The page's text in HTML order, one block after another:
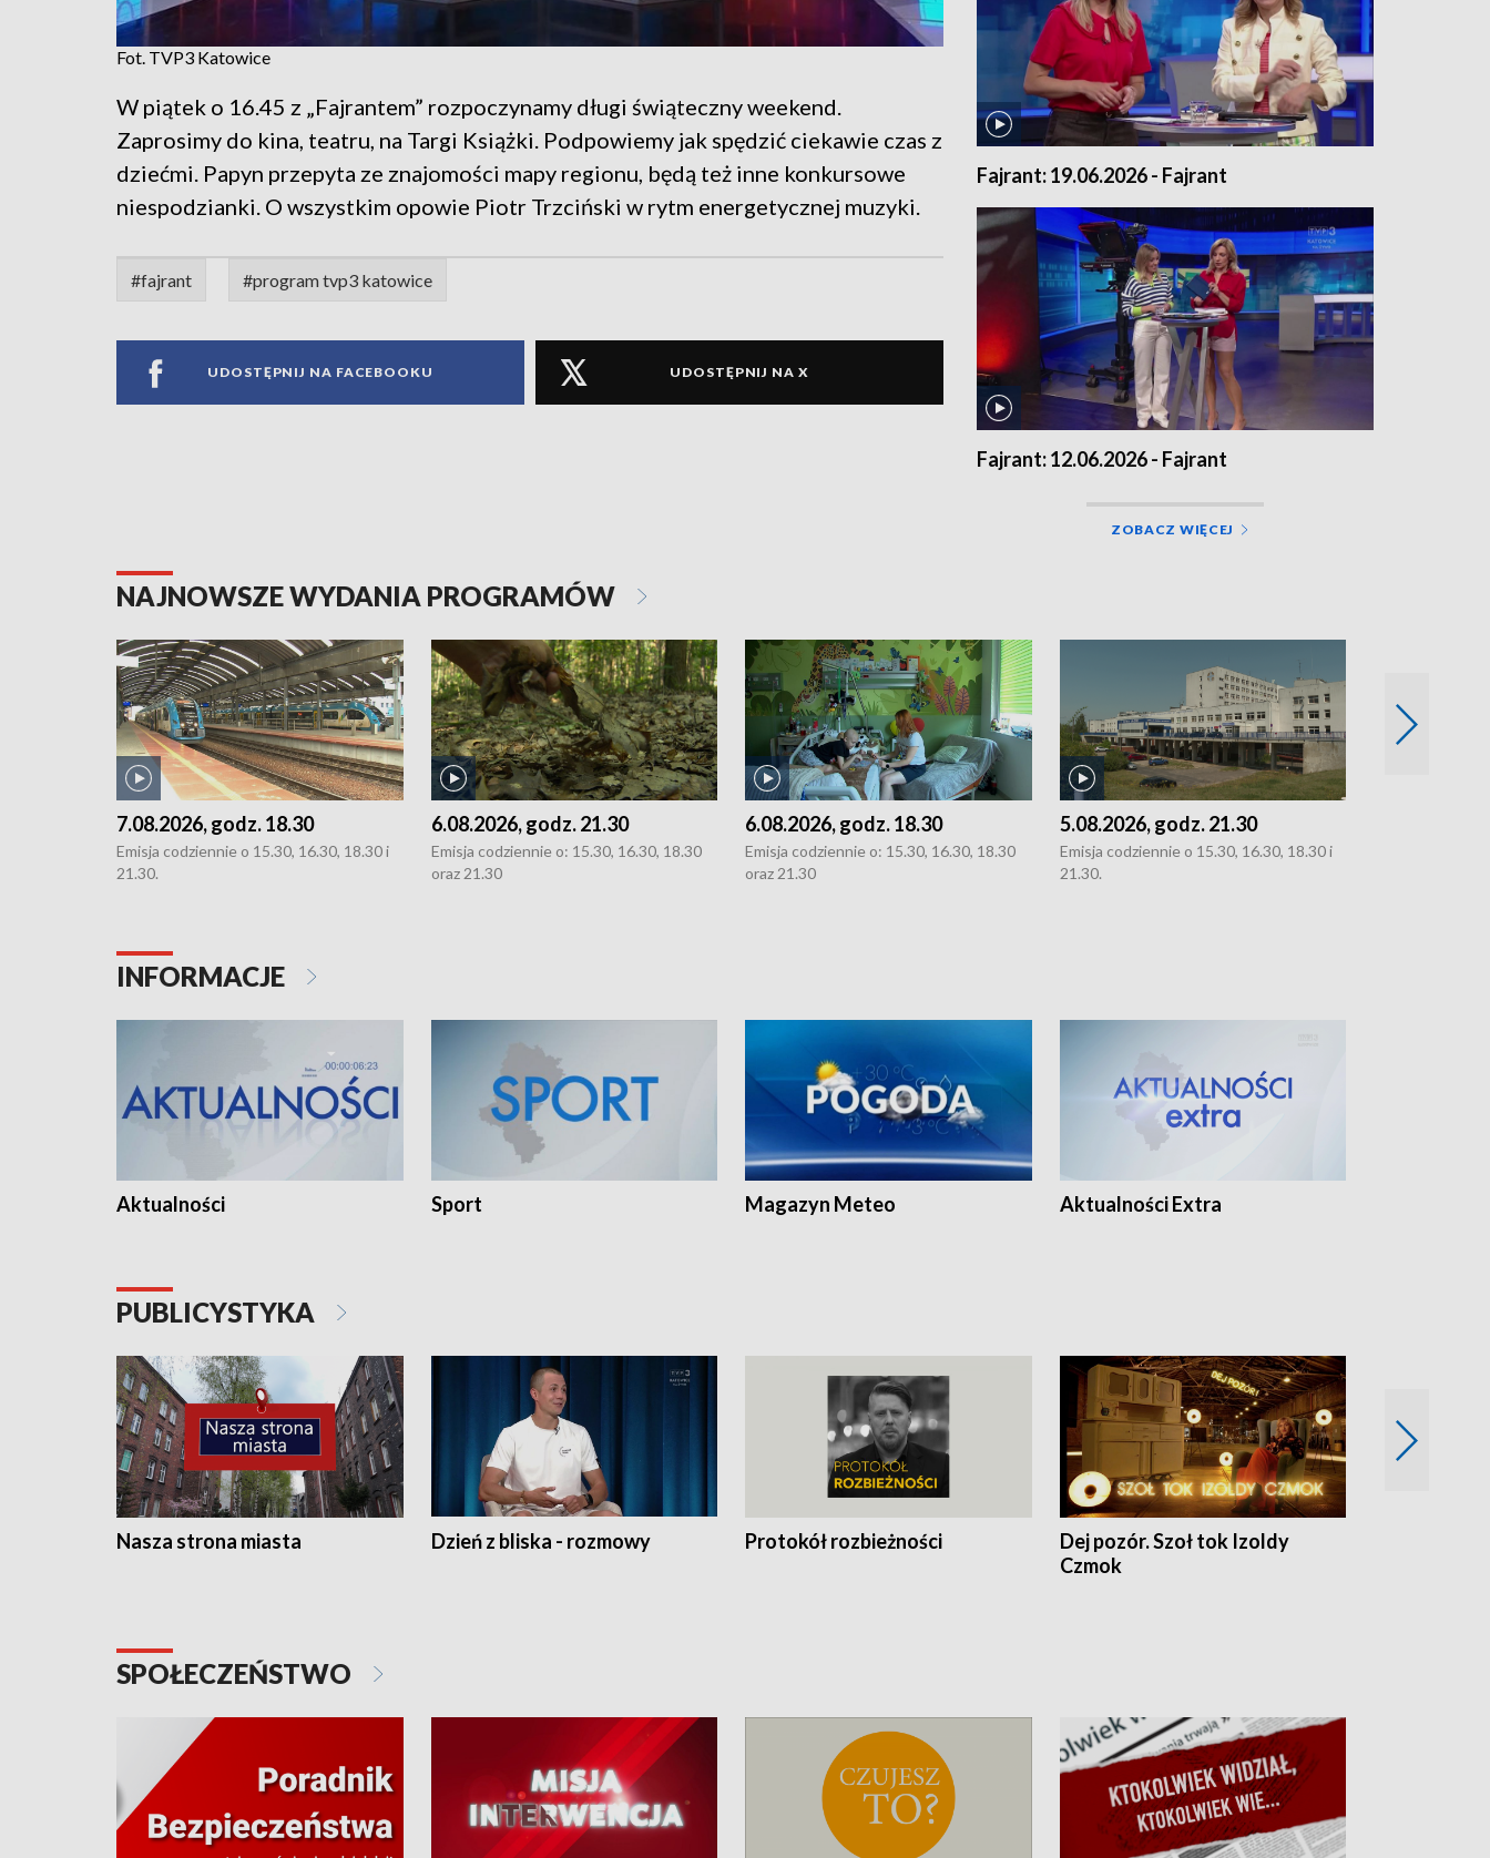
Fot. TVP3 Katowice
W piątek o 16.45 z „Fajrantem” rozpoczynamy długi świąteczny weekend.
Zaprosimy do kina, teatru, na Targi Książki. Podpowiemy jak spędzić ciekawie czas z
dziećmi. Papyn przepyta ze znajomości mapy regionu, będą też inne konkursowe
niespodzianki. O wszystkim opowie Piotr Trzciński w rytm energetycznej muzyki.
#fajrant #program tvp3 katowice
UDOSTĘPNIJ NA FACEBOOKU UDOSTĘPNIJ NA X
Fajrant: 19.06.2026 - Fajrant
Fajrant: 12.06.2026 - Fajrant
ZOBACZ WIĘCEJ
NAJNOWSZE WYDANIA PROGRAMÓW
7.08.2026, godz. 18.30
Emisja codziennie o 15.30, 16.30, 18.30 i
21.30.
6.08.2026, godz. 21.30
Emisja codziennie o: 15.30, 16.30, 18.30
oraz 21.30
6.08.2026, godz. 18.30
Emisja codziennie o: 15.30, 16.30, 18.30
oraz 21.30
5.08.2026, godz. 21.30
Emisja codziennie o 15.30, 16.30, 18.30 i
21.30.
INFORMACJE
Aktualności Sport Magazyn Meteo Aktualności Extra
PUBLICYSTYKA
Nasza strona miasta Dzień z bliska - rozmowy Protokół rozbieżności
Dej pozór. Szoł tok Izoldy
Czmok
SPOŁECZEŃSTWO